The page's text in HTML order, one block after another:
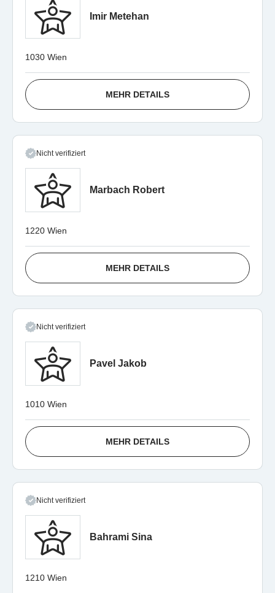
Imir Metehan
1030 Wien
MEHR DETAILS
Nicht verifiziert
Marbach Robert
1220 Wien
MEHR DETAILS
Nicht verifiziert
Pavel Jakob
1010 Wien
MEHR DETAILS
Nicht verifiziert
Bahrami Sina
1210 Wien